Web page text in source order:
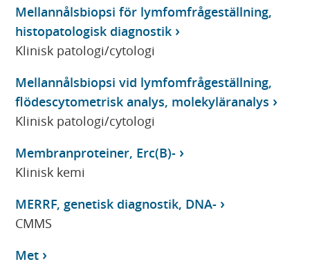
Mellannålsbiopsi för lymfomfrågeställning,
histopatologisk diagnostik
Klinisk patologi/cytologi
Mellannålsbiopsi vid lymfomfrågeställning,
flödescytometrisk analys, molekyläranalys
Klinisk patologi/cytologi
Membranproteiner, Erc(B)-
Klinisk kemi
MERRF, genetisk diagnostik, DNA-
CMMS
Met